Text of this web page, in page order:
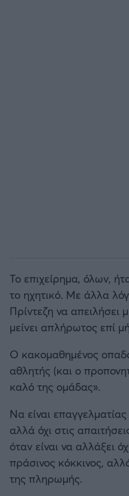
Το επιχείρημα, όλων,
το ηχητικό. Με άλλα
Πρίντεζη να απειλήσει
μείνει απλήρωτος επί
Ο κακομαθημένος
αθλητής (και ο
καλό της ομάδας».
Να είναι
αλλά όχι στις
όταν είναι να αλλάξει
πράσινος κόκκινος,
της πληρωμής.